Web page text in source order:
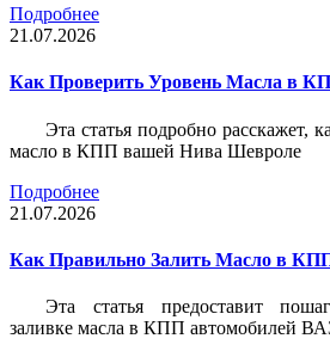
Подробнее
21.07.2026
Как Проверить Уровень Масла в
Эта статья подробно расскажет,
масло в КПП вашей Нива Шевроле
Подробнее
21.07.2026
Как Правильно Залить Масло в
Эта статья предоставит
заливке масла в КПП автомобилей